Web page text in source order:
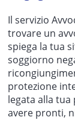
Il servizio
trovare un
spiega la tua
soggiorno
protezione
legata alla
avere pronti,